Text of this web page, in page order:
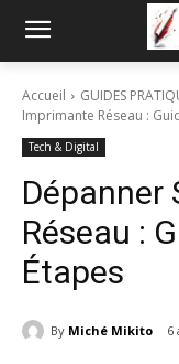
Accueil GUIDES
Imprimante Réseau :
Tech & Digital
Dépanner
Réseau :
Étapes
By Miché Mikito 6